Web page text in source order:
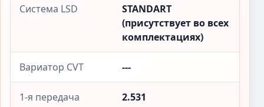
Система LSD
STANDART
(присутствует во всех
комплектациях)
Вариатор CVT ---
1-я передача 2.531